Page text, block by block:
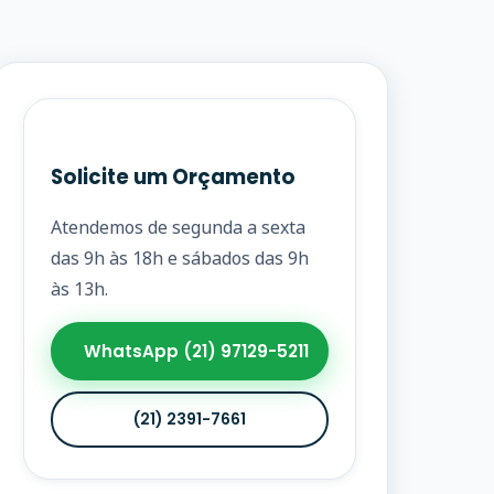
Solicite um Orçamento
Atendemos de segunda a sexta
das 9h às 18h e sábados das 9h
às 13h.
WhatsApp (21) 97129-5211
(21) 2391-7661